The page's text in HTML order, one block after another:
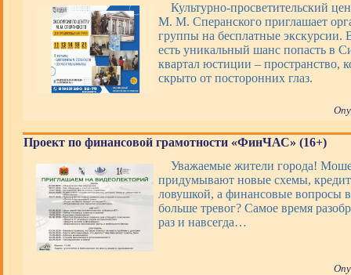
Культурно-просветительский
М. М. Сперанского приглашает
группы на бесплатные экскурсии.
есть уникальный шанс попасть в
квартал юстиции – пространство,
скрыто от посторонних глаз.
Проект по финансовой грамотности «ФинЧАС» (16+)
Уважаемые жители города!
придумывают новые схемы,
ловушкой, а финансовые вопросы
больше тревог? Самое время
раз и навсегда…